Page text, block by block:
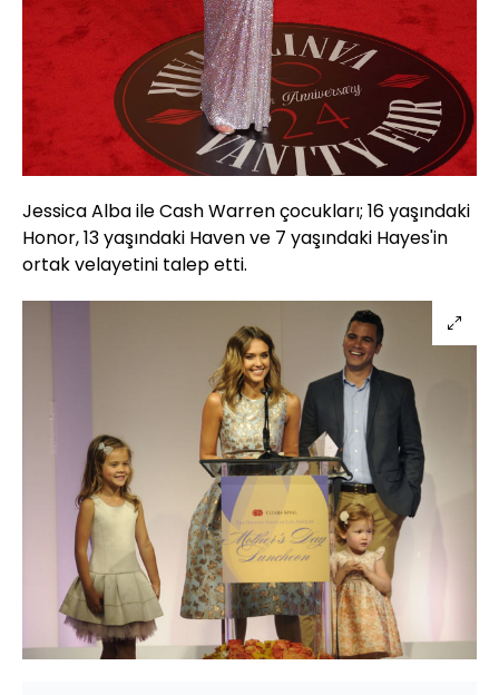
Jessica Alba ile Cash Warren çocukları; 16 yaşındaki
Honor, 13 yaşındaki Haven ve 7 yaşındaki Hayes'in
ortak velayetini talep etti.